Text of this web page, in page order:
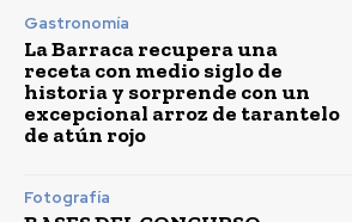
Gastronomía
La Barraca recupera una
receta con medio siglo de
historia y sorprende con un
excepcional arroz de tarantelo
de atún rojo
Fotografía